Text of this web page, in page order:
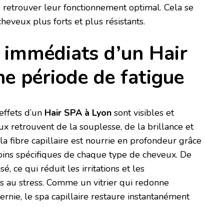
leur fonctionnement optimal. Cela se
plus forts et plus résistants.
d’un Hair
période de fatigue
d’un Hair SPA à Lyon sont visibles et
retrouvent de la souplesse, de la brillance et
fibre capillaire est nourrie en profondeur grâce
spécifiques de chaque type de cheveux. De
ce qui réduit les irritations et les
au stress. Comme un vitrier qui redonne
le spa capillaire restaure instantanément